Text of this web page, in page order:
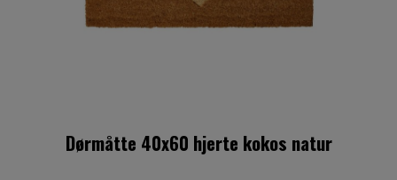
Dørmåtte 40x60 hjerte kokos natur